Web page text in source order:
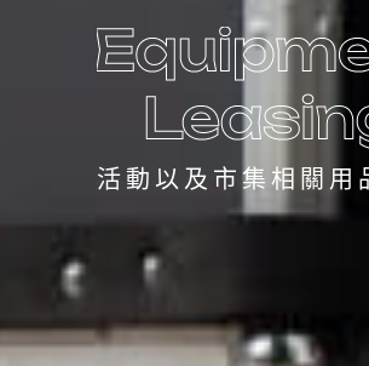
活動以及市集相關用